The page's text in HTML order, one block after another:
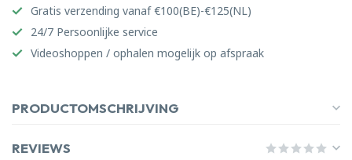
Gratis verzending vanaf €100(BE)-€125(NL)
24/7 Persoonlijke service
Videoshoppen / ophalen mogelijk op afspraak
PRODUCTOMSCHRIJVING
REVIEWS